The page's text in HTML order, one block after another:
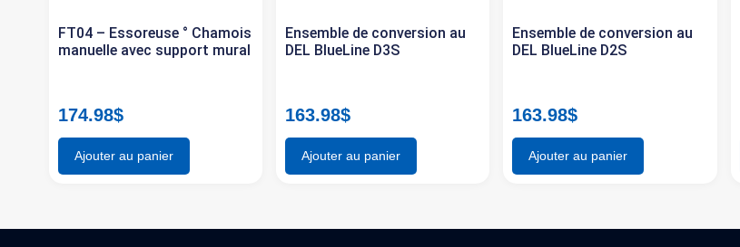
FT04 – Essoreuse ° Chamois
manuelle avec support mural
174.98$
Ajouter au panier
Ensemble de conversion au
DEL BlueLine D3S
163.98$
Ajouter au panier
Ensemble de conversion au
DEL BlueLine D2S
163.98$
Ajouter au panier